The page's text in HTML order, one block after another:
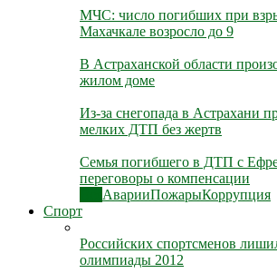
МЧС: число погибших при
Махачкале возросло до 9
В Астраханской области
жилом доме
Из-за снегопада в Астрахани
мелких ДТП без жертв
Семья погибшего в ДТП с
переговоры о компенсации
АварииПожарыКоррупция
Спорт
Российских спортсменов
олимпиады 2012